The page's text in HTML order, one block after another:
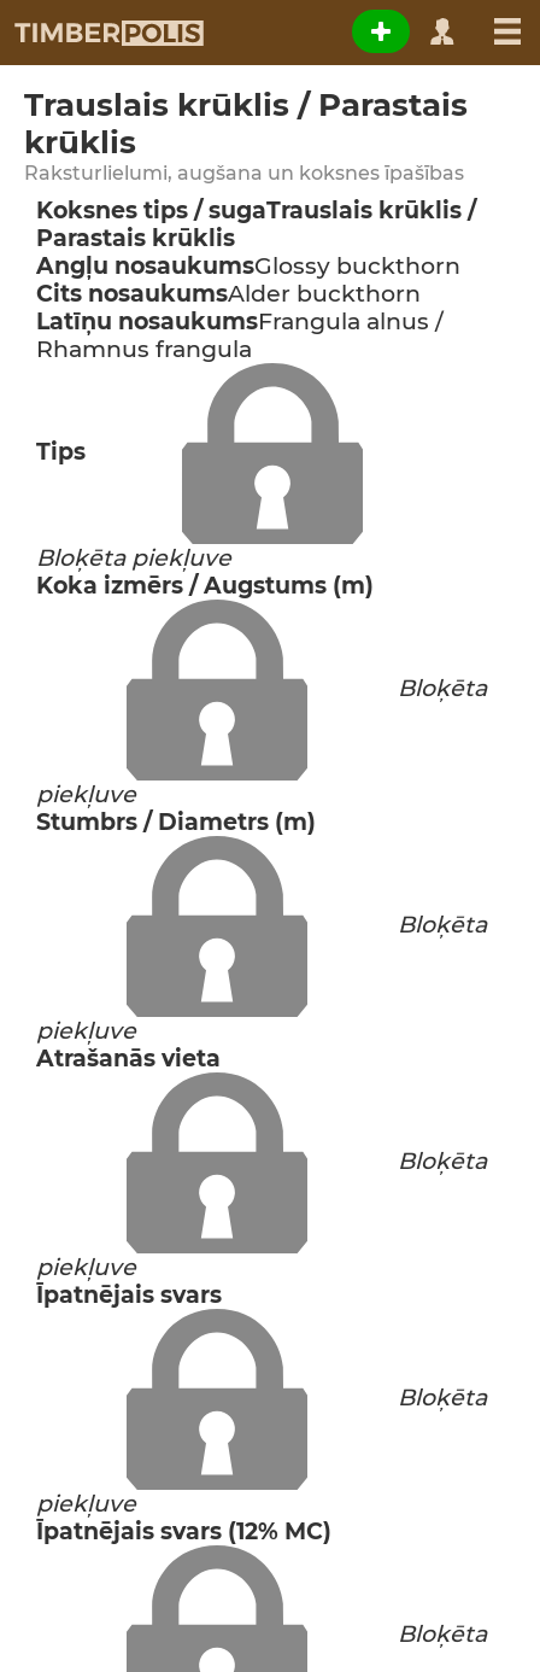
Trauslais krūklis / Parastais
krūklis
Raksturlielumi, augšana un koksnes īpašības
Koksnes tips / sugaTrauslais krūklis /
Parastais krūklis
Angļu nosaukumsGlossy buckthorn
Cits nosaukumsAlder buckthorn
Latīņu nosaukumsFrangula alnus /
Rhamnus frangula
Tips
Bloķēta piekļuve
Koka izmērs / Augstums (m)
Bloķēta
piekļuve
Stumbrs / Diametrs (m)
Bloķēta
piekļuve
Atrašanās vieta
Bloķēta
piekļuve
Īpatnējais svars
Bloķēta
piekļuve
Īpatnējais svars (12% MC)
Bloķēta